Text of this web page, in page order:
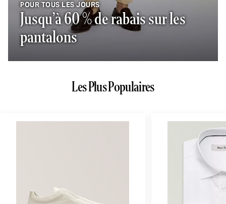
POUR TOUS LES JOURS
Jusqu’à 60 % de rabais sur les
pantalons
Les Plus Populaires